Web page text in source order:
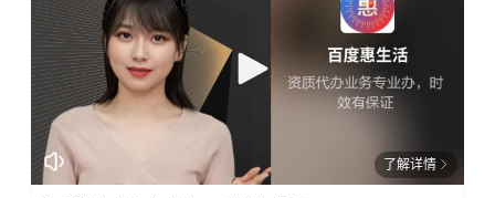
了解详情